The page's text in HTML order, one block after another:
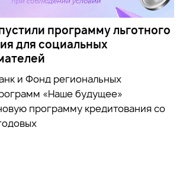
программу льготного
для социальных
и Фонд региональных
«Наше будущее»
программу кредитования со